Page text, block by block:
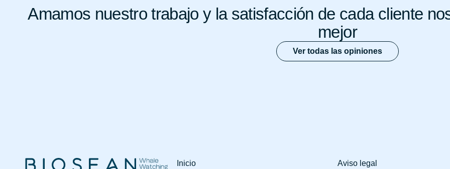
Amamos nuestro trabajo y la satisfacción de cada cliente
mejor
Ver todas las opiniones
Inicio Aviso legal